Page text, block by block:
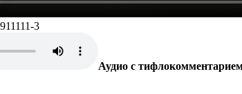
911111-3
Аудио с